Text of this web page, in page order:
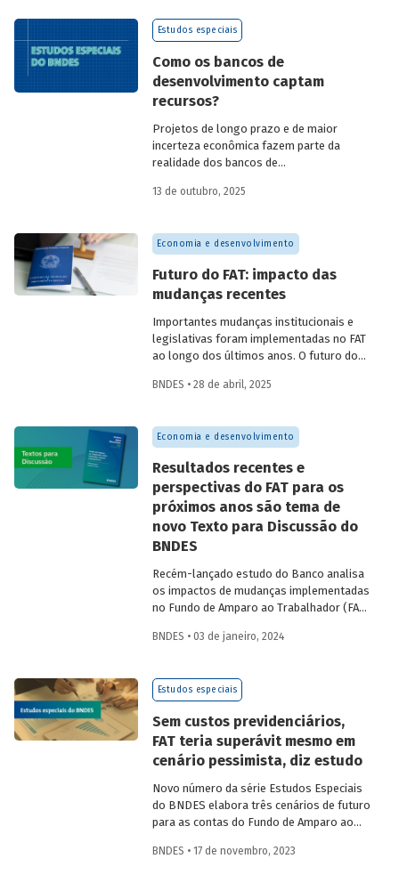
empregos da economia.
Estudos especiais
Como os bancos de
desenvolvimento captam
recursos?
Projetos de longo prazo e de maior
incerteza econômica fazem parte da
realidade dos bancos de
atuação anticíclica. Isso faz com que
estáveis e de prazo mais longo do que os
bancos comerciais. OEstudo especial do
de fundingde BDs da China, Coreia,
Alemanha e Brasil.
13 de outubro, 2025
Economia e desenvolvimento
Futuro do FAT: impacto das
mudanças recentes
Importantes mudanças institucionais e
legislativas foram implementadas no FAT
ao longo dos últimos anos. O futuro do
– depende do que será feito a partir delas.
do BNDES 60.
BNDES • 28 de abril, 2025
Economia e desenvolvimento
Resultados recentes e
perspectivas do FAT para os
próximos anos são tema de
novo Texto para Discussão do
BNDES
Recém-lançado estudo do Banco analisa
os impactos de mudanças implementadas
no Fundo de Amparo ao Trabalhador (FAT)
futuros para a principal fonte de recursos
BNDES • 03 de janeiro, 2024
Estudos especiais
Sem custos previdenciários,
FAT teria superávit mesmo em
cenário pessimista, diz estudo
Novo número da série Estudos Especiais
do BNDES elabora três cenários de futuro
para as contas do Fundo de Amparo ao
pessimista. A estimativa considera a
BNDES • 17 de novembro, 2023